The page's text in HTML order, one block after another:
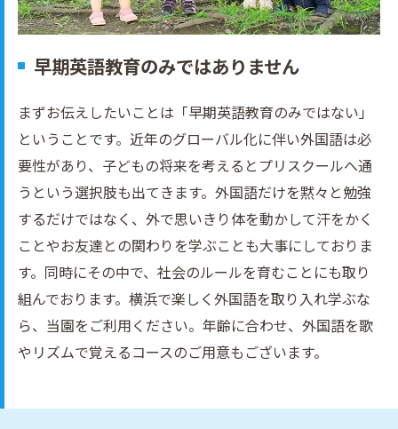
早期英語教育のみではありません
まずお伝えしたいことは「早期英語教育のみではない」
ということです。近年のグローバル化に伴い外国語は必
要性があり、子どもの将来を考えるとプリスクールへ通
うという選択肢も出てきます。外国語だけを黙々と勉強
するだけではなく、外で思いきり体を動かして汗をかく
ことやお友達との関わりを学ぶことも大事にしておりま
す。同時にその中で、社会のルールを育むことにも取り
組んでおります。横浜で楽しく外国語を取り入れ学ぶな
ら、当園をご利用ください。年齢に合わせ、外国語を歌
やリズムで覚えるコースのご用意もございます。